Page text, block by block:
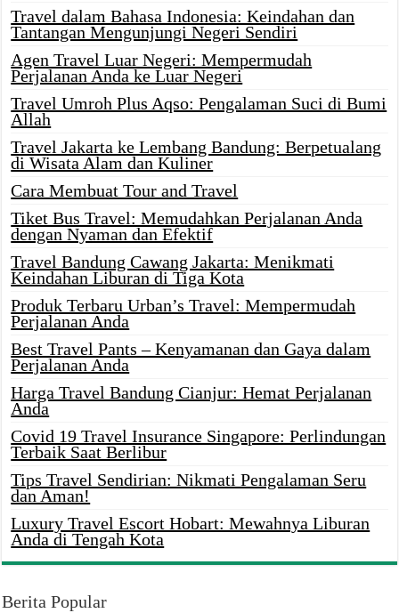
Travel dalam Bahasa Indonesia: Keindahan dan
Tantangan Mengunjungi Negeri Sendiri
Agen Travel Luar Negeri: Mempermudah
Perjalanan Anda ke Luar Negeri
Travel Umroh Plus Aqso: Pengalaman Suci di Bumi
Allah
Travel Jakarta ke Lembang Bandung: Berpetualang
di Wisata Alam dan Kuliner
Cara Membuat Tour and Travel
Tiket Bus Travel: Memudahkan Perjalanan Anda
dengan Nyaman dan Efektif
Travel Bandung Cawang Jakarta: Menikmati
Keindahan Liburan di Tiga Kota
Produk Terbaru Urban’s Travel: Mempermudah
Perjalanan Anda
Best Travel Pants – Kenyamanan dan Gaya dalam
Perjalanan Anda
Harga Travel Bandung Cianjur: Hemat Perjalanan
Anda
Covid 19 Travel Insurance Singapore: Perlindungan
Terbaik Saat Berlibur
Tips Travel Sendirian: Nikmati Pengalaman Seru
dan Aman!
Luxury Travel Escort Hobart: Mewahnya Liburan
Anda di Tengah Kota
Berita Popular